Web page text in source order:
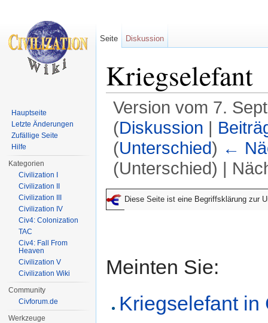
Kriegselefant
Version vom 7.
(Diskussion |
(Unterschied) ←
(Unterschied) |
Diese Seite ist eine Begriffsklärung zur
Meinten Sie:
Kriegselefant in
Seite Diskussion
Hauptseite
Letzte Änderungen
Zufällige Seite
Hilfe
Kategorien
Civilization I
Civilization II
Civilization III
Civilization IV
Civ4: Colonization
TAC
Civ4: Fall From
Heaven
Civilization V
Civilization Wiki
Community
Civforum.de
Werkzeuge